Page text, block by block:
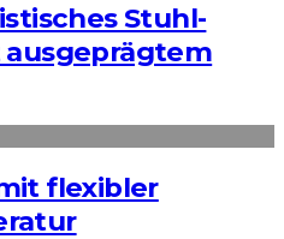
Stuhl-
ausgeprägtem
flexibler